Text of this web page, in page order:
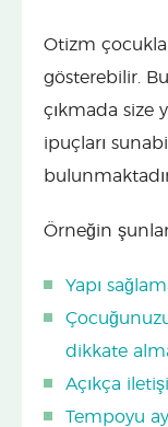
Otizm
gösterebilir.
çıkmada size
ipuçları
Örneğin
Yapı
dikkate
Açıkça
Tempoyu